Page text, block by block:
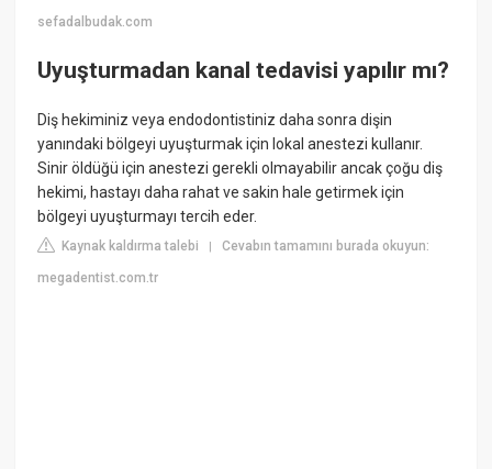
sefadalbudak.com
Uyuşturmadan kanal tedavisi yapılır mı?
Diş hekiminiz veya endodontistiniz daha sonra dişin
yanındaki bölgeyi uyuşturmak için lokal anestezi kullanır.
Sinir öldüğü için anestezi gerekli olmayabilir ancak çoğu diş
hekimi, hastayı daha rahat ve sakin hale getirmek için
bölgeyi uyuşturmayı tercih eder.
Kaynak kaldırma talebi |Cevabın tamamını burada okuyun:
megadentist.com.tr